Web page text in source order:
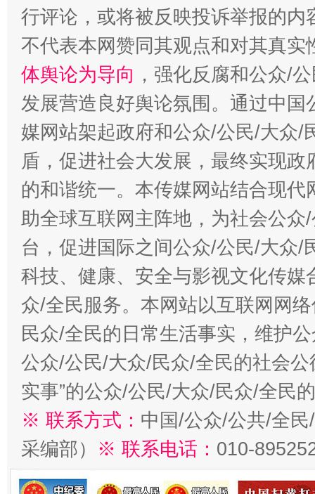
行评论，或将被反映投诉举报的
不代表本网赞同其观点和对其真实
体舆论为导向 ，强化反腐和公众/
发展营造良好舆论氛围。通过中
媒网站架起政府和公众/公民/大众/
盾，促进社会大发展，最终实现
的和谐统一。本传媒网站结合现
助全球互联网主阵地，为社会公
台，促进国际之间公众/公民/大众/
科技、健康、安全与影视文化传
众/全民服务。本网站以互联网网
民众/全民的日常生活事实，维护
公众/公民/大众/民众/全民的社会公
实事”的公众/公民/大众/民众/全民
※ 联系方式： 中国/公众/公共/全
采编部） ※ 联系电话： 010-